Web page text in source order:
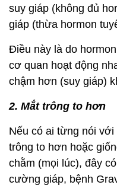
suy giáp (không đủ
giáp (thừa hormon
Điều này là do
cơ quan hoạt động
chậm hơn (suy giáp)
2. Mắt trông to hơn
Nếu có ai từng nói
trông to hơn hoặc
chằm (mọi lúc), đây
cường giáp, bệnh